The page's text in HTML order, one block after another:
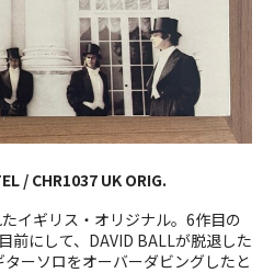
ル）
/ CHR1037 UK ORIG.
イギリス・オリジナル。6作目の
前にして、DAVID BALLが脱退した
ーソロをオーバーダビングしたと